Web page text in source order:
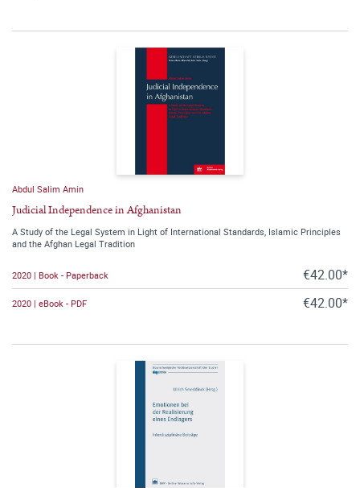
Abdul Salim Amin
Judicial Independence in Afghanistan
A Study of the Legal System in Light of International Standards, Islamic Principles
and the Afghan Legal Tradition
2020 | Book - Paperback €42.00*
2020 | eBook - PDF €42.00*